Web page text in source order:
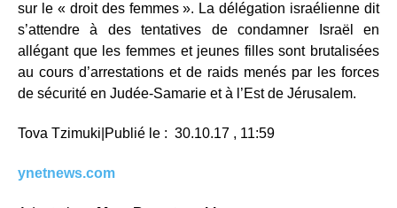
sur le « droit des femmes ». La délégation israélienne dit
s’attendre à des tentatives de condamner Israël en
allégant que les femmes et jeunes filles sont brutalisées
au cours d’arrestations et de raids menés par les forces
de sécurité en Judée-Samarie et à l’Est de Jérusalem.
Tova Tzimuki| Publié le : 30.10.17 , 11:59
ynetnews.com